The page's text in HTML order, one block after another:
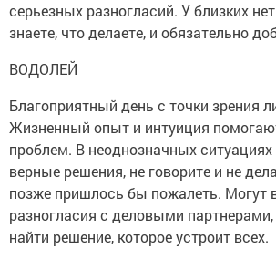
серьезных разногласий. У близких
знаете, что делаете, и обязательно
ВОДОЛЕЙ
Благоприятный день с точки зрения
Жизненный опыт и интуиция
проблем. В неоднозначных
верные решения, не говорите и не
позже пришлось бы пожалеть. Могут
разногласия с деловыми партнерами,
найти решение, которое устроит всех.